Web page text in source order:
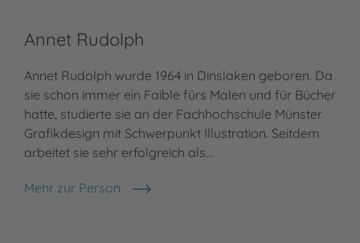
Annet Rudolph
Annet Rudolph wurde 1964 in Dinslaken geboren. Da
sie schon immer ein Faible fürs Malen und für Bücher
hatte, studierte sie an der Fachhochschule Münster
Grafikdesign mit Schwerpunkt Illustration. Seitdem
arbeitet sie sehr erfolgreich als…
Mehr zur Person
Annet Rudolph